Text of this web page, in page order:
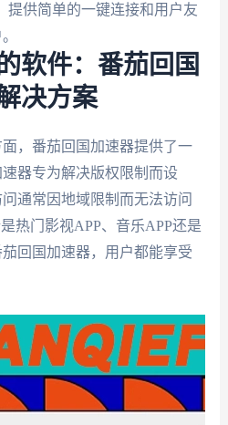
提供简单的一键连接和用户友
软件：番茄回国
决方案
，番茄回国加速器提供了一
器专为解决版权限制而设
通常因地域限制而无法访问
热门影视APP、音乐APP还是
回国加速器，用户都能享受